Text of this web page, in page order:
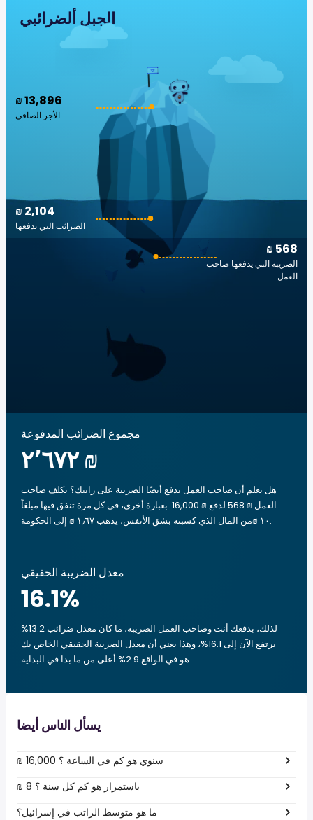
الجبل ألضرائبي
₪ 13,896
الأجر الصافي
₪ 568
الضريبة التي يدفعها صاحب
العمل
₪ 2,104
الضرائب التي تدفعها
مجموع الضرائب المدفوعة
‏٢٬٦٧٢ ₪
هل تعلم أن صاحب العمل يدفع أيضًا الضريبة على راتبك؟ يكلف صاحب
العمل ₪ 568 لدفع ₪ 16,000. بعبارة أخرى، في كل مرة تنفق فيها مبلغاً
‏١٠ ₪من المال الذي كسبته بشق الأنفس، يذهب ‏١٫٦٧ ₪ إلى الحكومة.
معدل الضريبة الحقيقي
16.1%
لذلك، بدفعك أنت وصاحب العمل الضريبة، ما كان معدل ضرائب 13.2%
يرتفع الآن إلى 16.1%، وهذا يعني أن معدل الضريبة الحقيقي الخاص بك
هو في الواقع 2.9% أعلى من ما بدا في البداية.
يسأل الناس أيضا
₪ 16,000 سنوي هو كم في الساعة ؟
₪ 8 باستمرار هو كم كل سنة ؟
ما هو متوسط الراتب في إسرائيل؟